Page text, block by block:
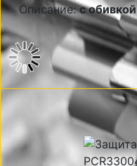
Описание:с обивкой